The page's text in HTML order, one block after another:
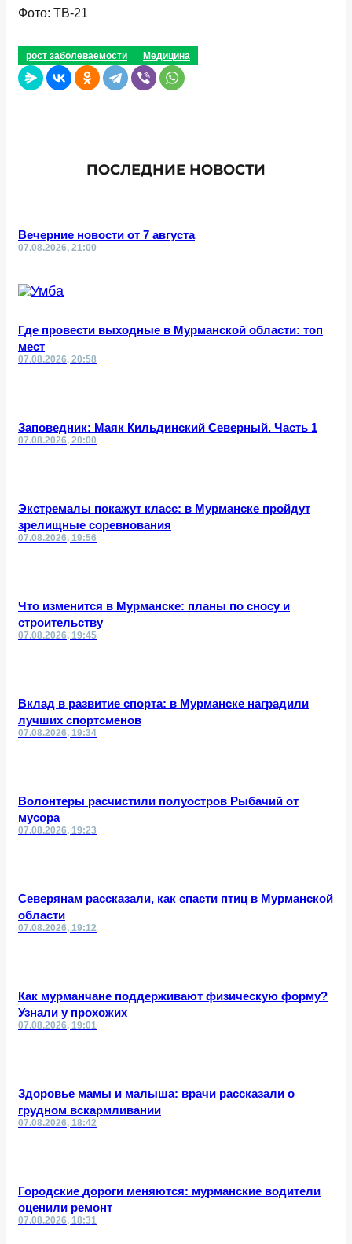
Фото: ТВ-21
рост заболеваемости Медицина
ПОСЛЕДНИЕ НОВОСТИ
Вечерние новости от 7 августа
07.08.2026, 21:00
Где провести выходные в Мурманской области: топ
мест
07.08.2026, 20:58
Заповедник: Маяк Кильдинский Северный. Часть 1
07.08.2026, 20:00
Экстремалы покажут класс: в Мурманске пройдут
зрелищные соревнования
07.08.2026, 19:56
Что изменится в Мурманске: планы по сносу и
строительству
07.08.2026, 19:45
Вклад в развитие спорта: в Мурманске наградили
лучших спортсменов
07.08.2026, 19:34
Волонтеры расчистили полуостров Рыбачий от
мусора
07.08.2026, 19:23
Северянам рассказали, как спасти птиц в Мурманской
области
07.08.2026, 19:12
Как мурманчане поддерживают физическую форму?
Узнали у прохожих
07.08.2026, 19:01
Здоровье мамы и малыша: врачи рассказали о
грудном вскармливании
07.08.2026, 18:42
Городские дороги меняются: мурманские водители
оценили ремонт
07.08.2026, 18:31